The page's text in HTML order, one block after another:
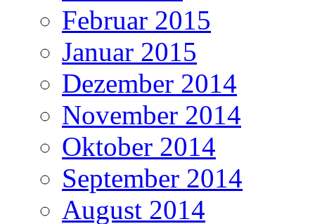
Februar 2015
Januar 2015
Dezember 2014
November 2014
Oktober 2014
September 2014
August 2014